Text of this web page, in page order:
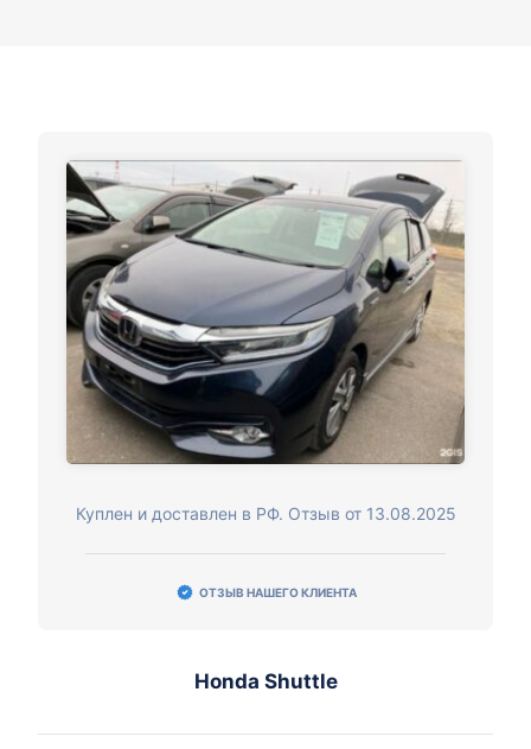
Куплен и доставлен в РФ. Отзыв от 13.08.2025
ОТЗЫВ НАШЕГО КЛИЕНТА
Honda Shuttle